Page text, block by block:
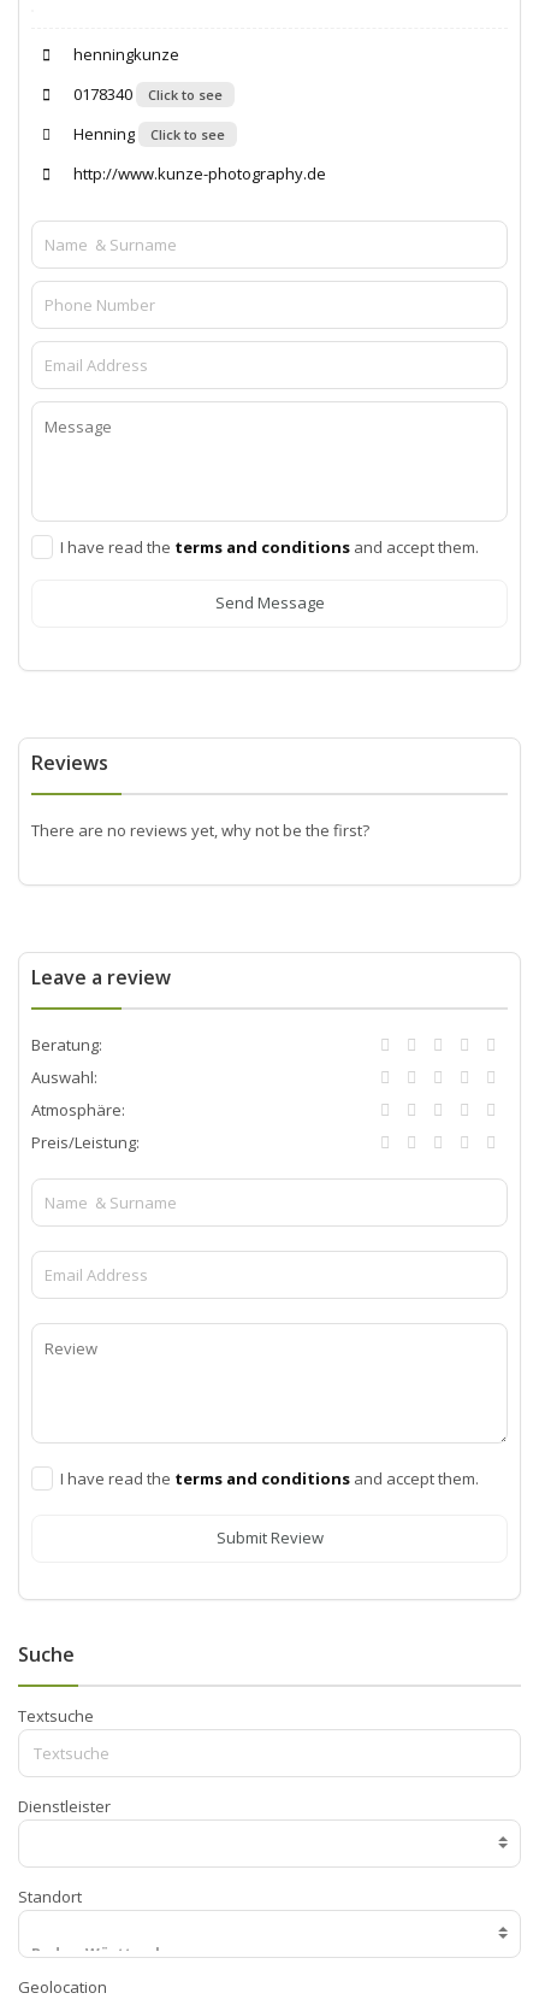
henningkunze
0178340
Click to see
Henning Click to see
http://www.kunze-photography.de
I have read the terms and conditions and accept them.
Send Message
Reviews
There are no reviews yet, why not be the first?
Leave a review
Beratung:
Auswahl:
Atmosphäre:
Preis/Leistung:
I have read the terms and conditions and accept them.
Submit Review
Suche
Textsuche
Dienstleister
Standort
Geolocation